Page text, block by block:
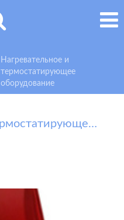
Нагревательное и
термостатирующее
оборудование
Нагревательное и термостатирующее оборудование